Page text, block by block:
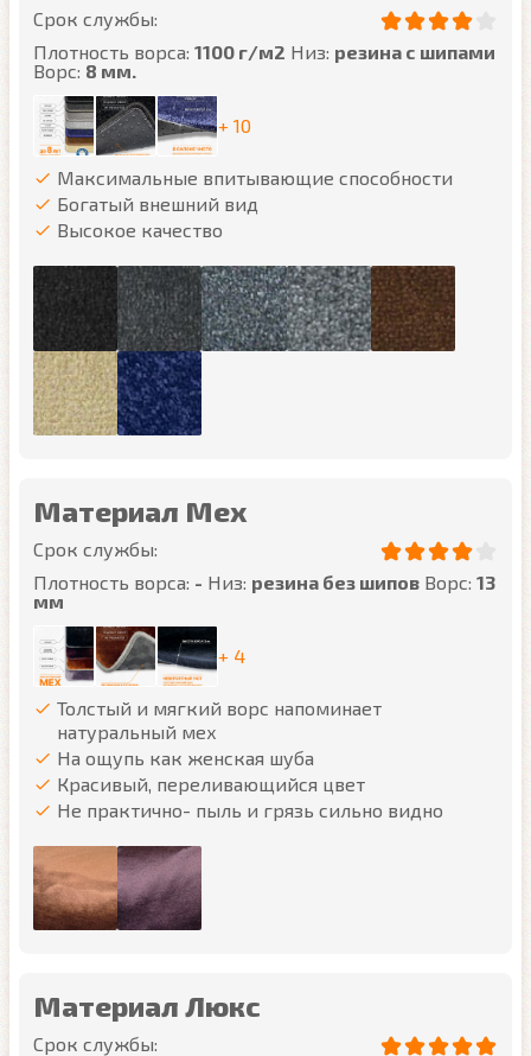
Срок службы:
Плотность ворса: 1100 г/м2 Низ: резина с шипами
Ворс: 8 мм.
+ 10
Максимальные впитывающие способности
Богатый внешний вид
Высокое качество
Материал Мех
Срок службы:
Плотность ворса: - Низ: резина без шипов Ворс: 13
мм
+ 4
Толстый и мягкий ворс напоминает
натуральный мех
На ощупь как женская шуба
Красивый, переливающийся цвет
Не практично- пыль и грязь сильно видно
Материал Люкс
Срок службы: